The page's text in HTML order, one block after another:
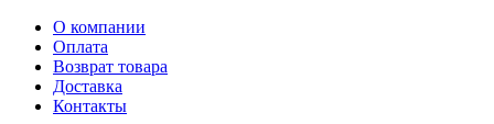
О компании
Оплата
Возврат товара
Доставка
Контакты